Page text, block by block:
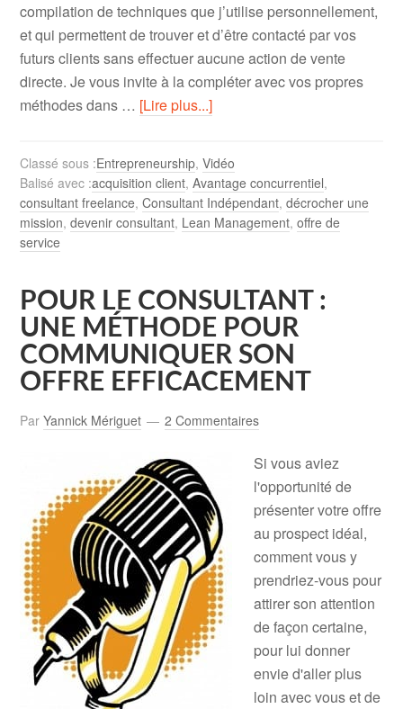
compilation de techniques que j’utilise personnellement,
et qui permettent de trouver et d’être contacté par vos
futurs clients sans effectuer aucune action de vente
directe. Je vous invite à la compléter avec vos propres
méthodes dans … [Lire plus...]
Classé sous :Entrepreneurship,Vidéo
Balisé avec :acquisition client,Avantage concurrentiel,
consultant freelance,Consultant Indépendant,décrocher une
mission,devenir consultant, Lean Management,offre de
service
POUR LE CONSULTANT :
UNE MÉTHODE POUR
COMMUNIQUER SON
OFFRE EFFICACEMENT
ParYannick Mériguet 2 Commentaires
Si vous aviez
l'opportunité de
présenter votre offre
au prospect idéal,
comment vous y
prendriez-vous pour
attirer son attention
de façon certaine,
pour lui donner
envie d'aller plus
loin avec vous et de